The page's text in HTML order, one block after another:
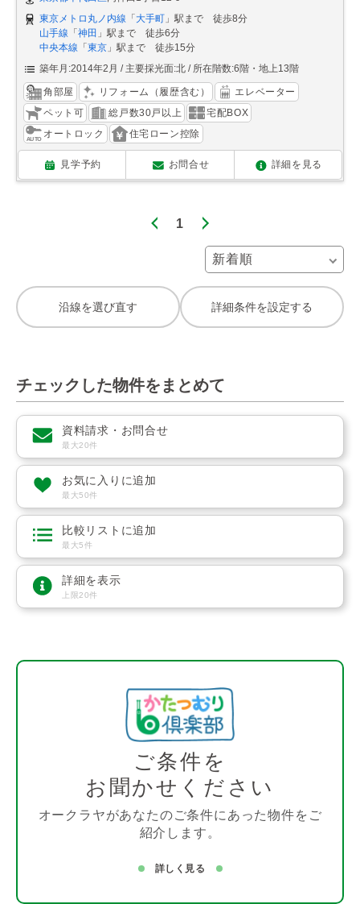
東京メトロ丸ノ内線 「 大手町 」駅まで 徒歩8分
山手線 「 神田 」駅まで 徒歩6分
中央本線 「 東京 」駅まで 徒歩15分
築年月:2014年2月
主要採光面:北 所在階数:6階・地上13階
角部屋 リフォーム（履歴含む）
エレベーター
ペット可
総戸数30戸以上
宅配BOX
オートロック
住宅ローン控除
見学予約 お問合せ 詳細を見る
1
沿線を選び直す 詳細条件を設定する
チェックした物件をまとめて
資料請求・お問合せ
最大20件
お気に入りに追加
最大50件
比較リストに追加
最大5件
詳細を表示
上限20件
ご条件を
お聞かせください
オークラヤがあなたのご条件にあった物件をご
紹介します。
詳しく見る